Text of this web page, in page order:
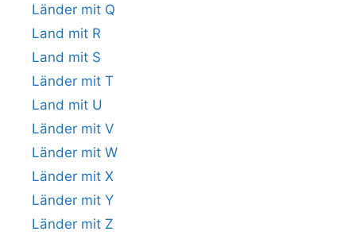
Länder mit Q
Land mit R
Land mit S
Länder mit T
Land mit U
Länder mit V
Länder mit W
Länder mit X
Länder mit Y
Länder mit Z